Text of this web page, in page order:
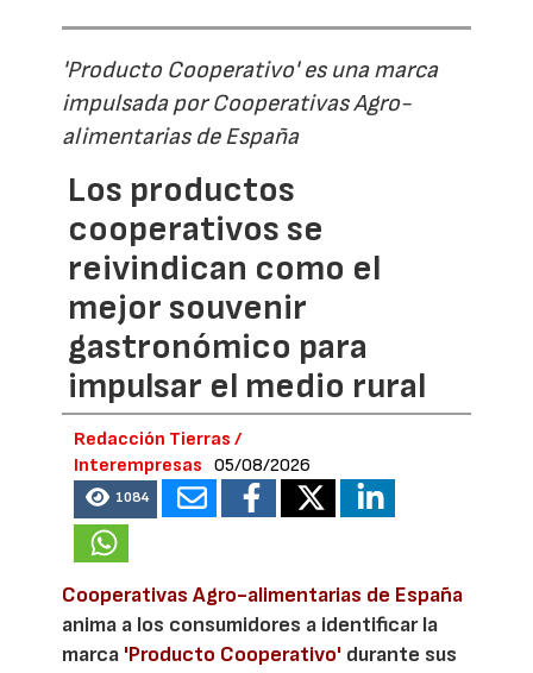
'Producto Cooperativo' es una marca
impulsada por Cooperativas Agro-
alimentarias de España
Los productos
cooperativos se
reivindican como el
mejor souvenir
gastronómico para
impulsar el medio rural
Redacción Tierras /
Interempresas
05/08/2026
1084
Cooperativas Agro-alimentarias de España
anima a los consumidores a identificar la
marca 'Producto Cooperativo' durante sus